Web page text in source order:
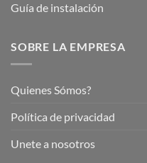
Guía de instalación
SOBRE LA EMPRESA
Quienes Sómos?
Política de privacidad
Unete a nosotros